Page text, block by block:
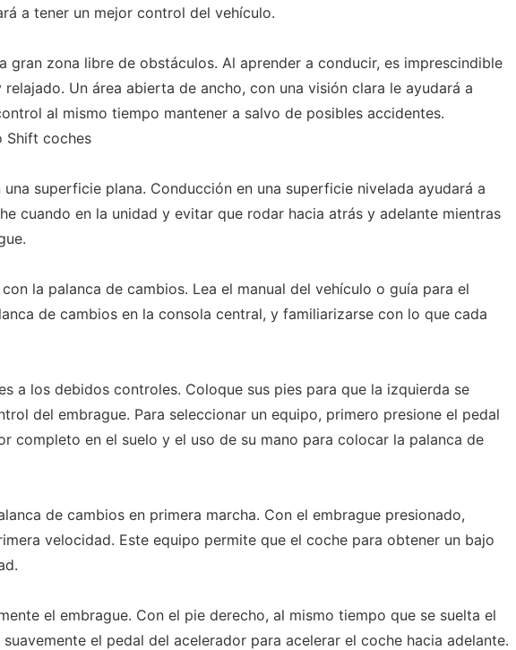
a tener un mejor control del vehículo.
gran zona libre de obstáculos. Al aprender a conducir, es imprescindible
Un área abierta de ancho, con una visión clara le ayudará a
al mismo tiempo mantener a salvo de posibles accidentes.
Shift coches
una superficie plana. Conducción en una superficie nivelada ayudará a
cuando en la unidad y evitar que rodar hacia atrás y adelante mientras
la palanca de cambios. Lea el manual del vehículo o guía para el
de cambios en la consola central, y familiarizarse con lo que cada
a los debidos controles. Coloque sus pies para que la izquierda se
del embrague. Para seleccionar un equipo, primero presione el pedal
completo en el suelo y el uso de su mano para colocar la palanca de
de cambios en primera marcha. Con el embrague presionado,
velocidad. Este equipo permite que el coche para obtener un bajo
el embrague. Con el pie derecho, al mismo tiempo que se suelta el
el pedal del acelerador para acelerar el coche hacia adelante.